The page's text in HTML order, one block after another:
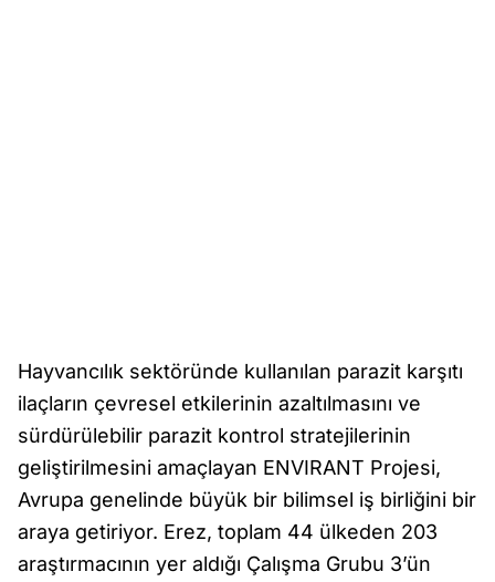
Hayvancılık sektöründe kullanılan parazit karşıtı
ilaçların çevresel etkilerinin azaltılmasını ve
sürdürülebilir parazit kontrol stratejilerinin
geliştirilmesini amaçlayan ENVIRANT Projesi,
Avrupa genelinde büyük bir bilimsel iş birliğini bir
araya getiriyor. Erez, toplam 44 ülkeden 203
araştırmacının yer aldığı Çalışma Grubu 3’ün